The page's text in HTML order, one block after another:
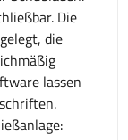
Die
die
lassen